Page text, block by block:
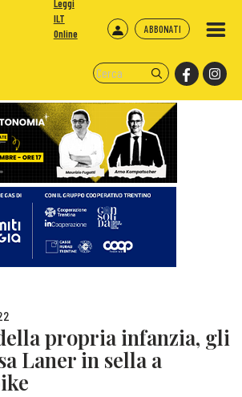
ABBONATI
Leggi
ILT
Online
propria infanzia, gli
Laner in sella a